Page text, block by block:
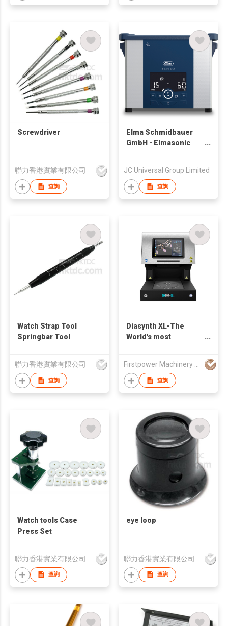
Screwdriver
聯力香港實業有限公司
查詢
Elma Schmidbauer
GmbH - Elmasonic
JC Universal Group Limited
查詢
Watch Strap Tool
Springbar Tool
聯力香港實業有限公司
查詢
Diasynth XL-The
World's most
and Simulants
Detection
Firstpower Machinery Limited
查詢
Watch tools Case
Press Set
聯力香港實業有限公司
查詢
eye loop
聯力香港實業有限公司
查詢